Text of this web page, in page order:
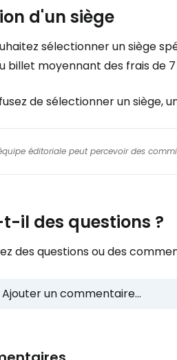
d'un siège
sélectionner un siège
billet moyennant des frais de 7
de sélectionner un siège,
éditoriale peut percevoir des
t-il des questions ?
des questions ou des
Ajouter un commentaire...